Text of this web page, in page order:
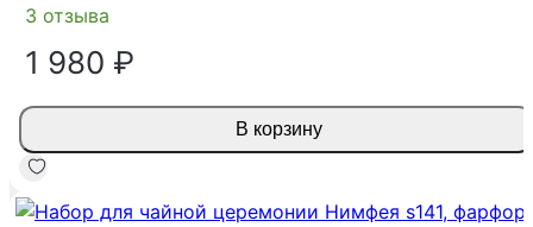
3 отзыва
1 980 ₽
В корзину